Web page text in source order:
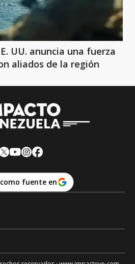
UU. anuncia una fuerza
aliados de la región
fuente en